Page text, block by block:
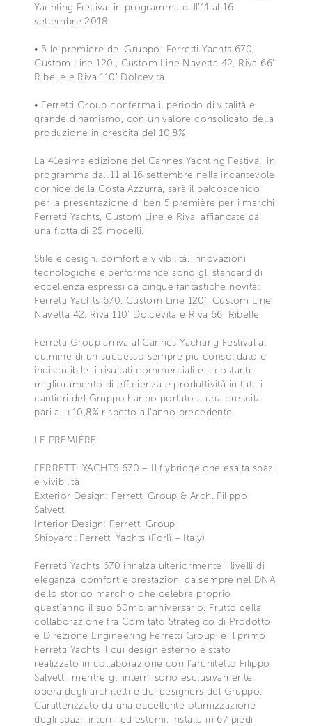
Yachting Festival in programma dall’11 al 16
settembre 2018
• 5 le première del Gruppo: Ferretti Yachts 670,
Custom Line 120’, Custom Line Navetta 42, Riva 66’
Ribelle e Riva 110’ Dolcevita
• Ferretti Group conferma il periodo di vitalità e
grande dinamismo, con un valore consolidato della
produzione in crescita del 10,8%
La 41esima edizione del Cannes Yachting Festival, in
programma dall’11 al 16 settembre nella incantevole
cornice della Costa Azzurra, sarà il palcoscenico
per la presentazione di ben 5 première per i marchi
Ferretti Yachts, Custom Line e Riva, affiancate da
una flotta di 25 modelli.
Stile e design, comfort e vivibilità, innovazioni
tecnologiche e performance sono gli standard di
eccellenza espressi da cinque fantastiche novità:
Ferretti Yachts 670, Custom Line 120’, Custom Line
Navetta 42, Riva 110’ Dolcevita e Riva 66’ Ribelle.
Ferretti Group arriva al Cannes Yachting Festival al
culmine di un successo sempre più consolidato e
indiscutibile: i risultati commerciali e il costante
miglioramento di efficienza e produttività in tutti i
cantieri del Gruppo hanno portato a una crescita
pari al +10,8% rispetto all’anno precedente.
LE PREMIÈRE
FERRETTI YACHTS 670 – Il flybridge che esalta spazi
e vivibilità
Exterior Design: Ferretti Group & Arch. Filippo
Salvetti
Interior Design: Ferretti Group
Shipyard: Ferretti Yachts (Forlì – Italy)
Ferretti Yachts 670 innalza ulteriormente i livelli di
eleganza, comfort e prestazioni da sempre nel DNA
dello storico marchio che celebra proprio
quest’anno il suo 50mo anniversario. Frutto della
collaborazione fra Comitato Strategico di Prodotto
e Direzione Engineering Ferretti Group, è il primo
Ferretti Yachts il cui design esterno è stato
realizzato in collaborazione con l’architetto Filippo
Salvetti, mentre gli interni sono esclusivamente
opera degli architetti e dei designers del Gruppo.
Caratterizzato da una eccellente ottimizzazione
degli spazi, interni ed esterni, installa in 67 piedi